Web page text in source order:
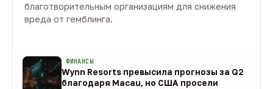
благотворительным организациям для снижения
вреда от гемблинга.
ФИНАНСЫ
Wynn Resorts превысила прогнозы за Q2
благодаря Macau, но США просели